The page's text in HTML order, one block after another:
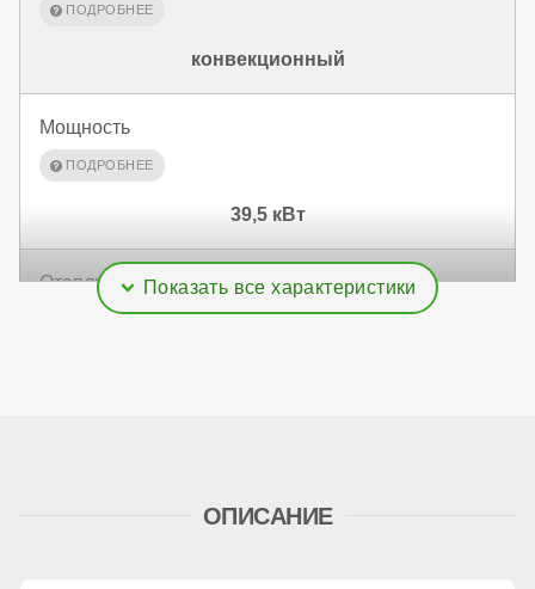
конвекционный
Мощность
39,5 кВт
Отапливаемая площадь
принудительное
ОПИСАНИЕ